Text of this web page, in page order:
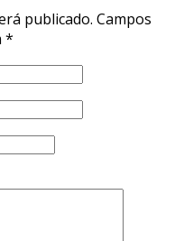
publicado. Campos
*